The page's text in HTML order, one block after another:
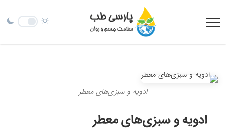
ادویه و سبزی‌های معطر
ادویه و سبزی‌های معطر